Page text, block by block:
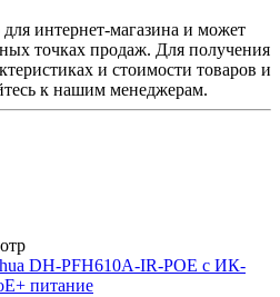
интернет-магазина и может
точках продаж. Для получения
и стоимости товаров и
к нашим менеджерам.
DH-PFH610A-IR-POE с ИК-
питание